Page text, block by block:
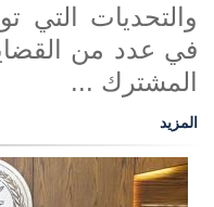
والتحديات التي
في عدد من
المشترك ...
المزيد